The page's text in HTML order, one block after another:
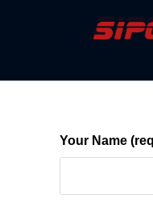
Your Name